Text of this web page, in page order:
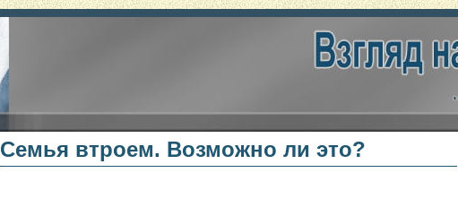
Семья втроем. Возможно ли это?